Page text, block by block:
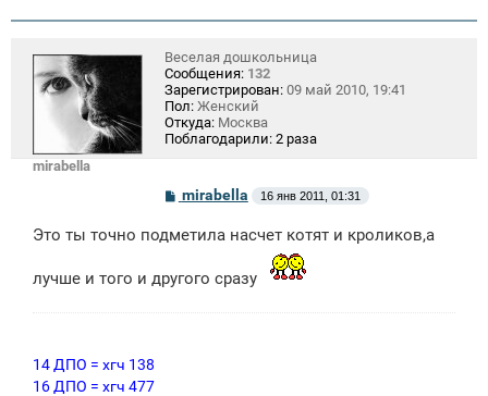
mirabella
Веселая дошкольница
Сообщения: 132
Зарегистрирован: 09 май 2010, 19:41
Пол: Женский
Откуда: Москва
Поблагодарили: 2 раза
С
б
н
mirabella 16 янв 2011, 01:31
Это ты точно подметила насчет котят и кроликов,а
лучше и того и другого сразу
14 ДПО = хгч 138
16 ДПО = хгч 477